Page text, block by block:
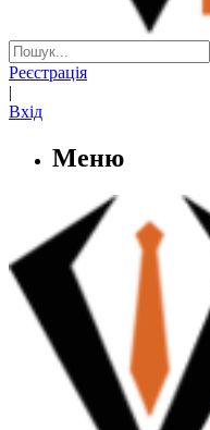
Реєстрація
|
Вхід
Меню